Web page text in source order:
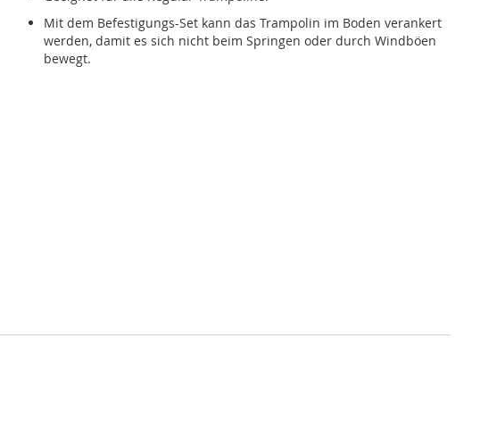
Mit dem Befestigungs-Set kann das Trampolin im Boden verankert
werden, damit es sich nicht beim Springen oder durch Windböen
bewegt.